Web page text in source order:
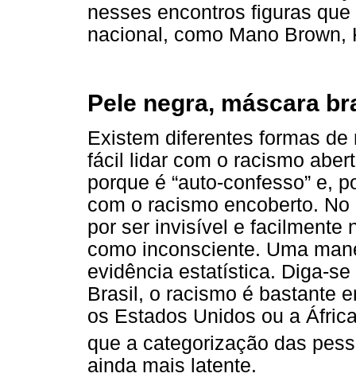
nesses encontros figuras
nacional, como Mano Brown,
Pele negra, máscara
Existem diferentes formas
fácil lidar com o racismo
porque é “auto-confesso” e,
com o racismo encoberto.
por ser invisível e facilmente
como inconsciente. Uma
evidência estatística. Diga-
Brasil, o racismo é bastante
os Estados Unidos ou a
que a categorização das
ainda mais latente.